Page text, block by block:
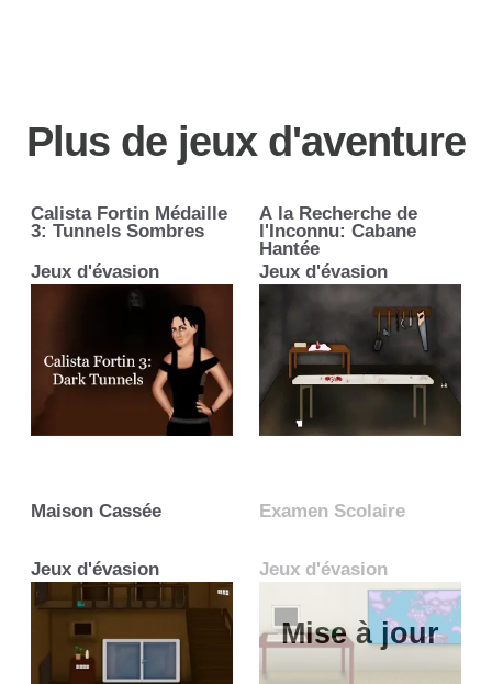
Plus de jeux d'aventure
Calista Fortin Médaille
3: Tunnels Sombres
Jeux d'évasion
A la Recherche de
l'Inconnu: Cabane
Hantée
Jeux d'évasion
Maison Cassée
Jeux d'évasion
Examen Scolaire
Jeux d'évasion
Mise à jour